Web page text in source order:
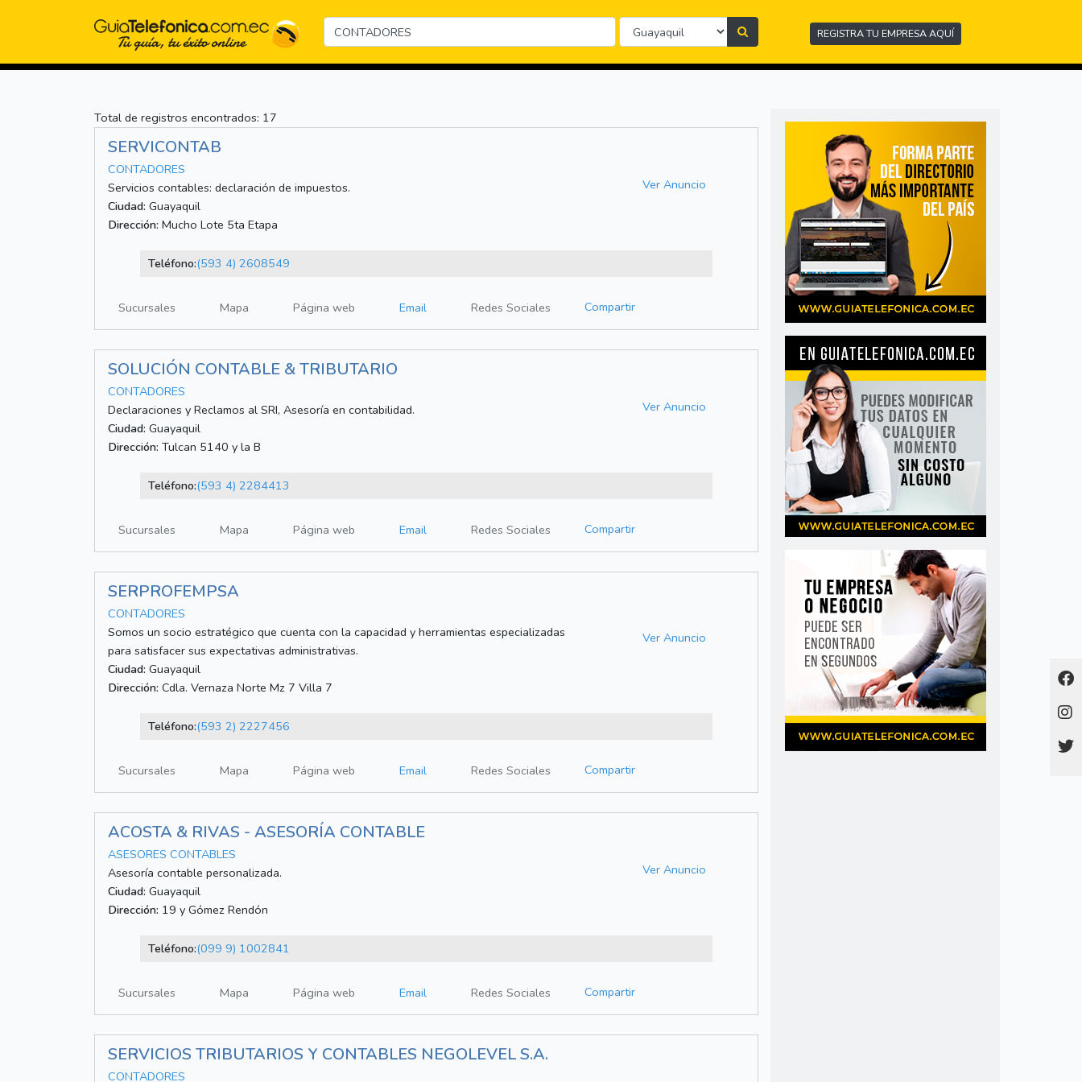
REGISTRA TU EMPRESA AQUÍ
Total de registros encontrados: 17
SERVICONTAB
CONTADORES
Servicios contables: declaración de impuestos.
Ciudad: Guayaquil
Dirección: Mucho Lote 5ta Etapa
Ver Anuncio
Teléfono:(593 4) 2608549
Sucursales Mapa Página web Email Redes Sociales Compartir
SOLUCIÓN CONTABLE & TRIBUTARIO
CONTADORES
Declaraciones y Reclamos al SRI, Asesoría en contabilidad.
Ciudad: Guayaquil
Dirección: Tulcan 5140 y la B
Ver Anuncio
Teléfono:(593 4) 2284413
Sucursales Mapa Página web Email Redes Sociales Compartir
SERPROFEMPSA
CONTADORES
Somos un socio estratégico que cuenta con la capacidad y herramientas especializadas
para satisfacer sus expectativas administrativas.
Ciudad: Guayaquil
Dirección: Cdla. Vernaza Norte Mz 7 Villa 7
Ver Anuncio
Teléfono:(593 2) 2227456
Sucursales Mapa Página web Email Redes Sociales Compartir
ACOSTA & RIVAS - ASESORÍA CONTABLE
ASESORES CONTABLES
Asesoría contable personalizada.
Ciudad: Guayaquil
Dirección: 19 y Gómez Rendón
Ver Anuncio
Teléfono:(099 9) 1002841
Sucursales Mapa Página web Email Redes Sociales Compartir
SERVICIOS TRIBUTARIOS Y CONTABLES NEGOLEVEL S.A.
CONTADORES